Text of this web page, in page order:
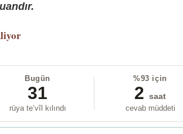
Bugün
31
rüya te’vîl kılındı
%93 için
2 saat
cevab müddeti